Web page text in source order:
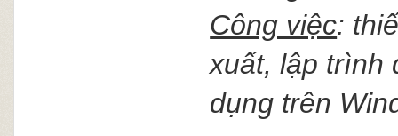
Công việc:
xuất, lập trình
dụng trên